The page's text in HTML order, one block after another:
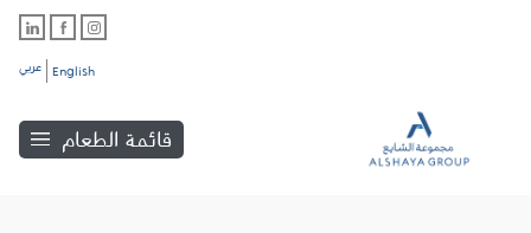
English عربي
قائمة الطعام